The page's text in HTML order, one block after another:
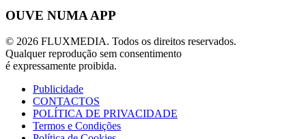
OUVE NUMA APP
© 2026 FLUXMEDIA. Todos os direitos reservados.
Qualquer reprodução sem consentimento
é expressamente proibida.
Publicidade
CONTACTOS
POLÍTICA DE PRIVACIDADE
Termos e Condições